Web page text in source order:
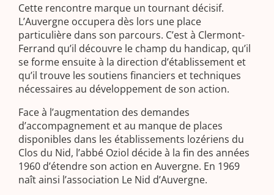
Cette rencontre marque un tournant décisif.
L’Auvergne occupera dès lors une place
particulière dans son parcours. C’est à Clermont-
Ferrand qu’il découvre le champ du handicap, qu’il
se forme ensuite à la direction d’établissement et
qu’il trouve les soutiens financiers et techniques
nécessaires au développement de son action.
Face à l’augmentation des demandes
d’accompagnement et au manque de places
disponibles dans les établissements lozériens du
Clos du Nid, l’abbé Oziol décide à la fin des années
1960 d’étendre son action en Auvergne. En 1969
naît ainsi l’association Le Nid d’Auvergne.